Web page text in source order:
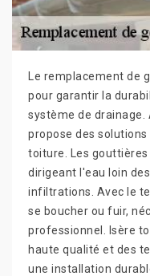
Le remplacement de
pour garantir la
système de drainage.
propose des
toiture. Les
dirigeant l'eau loin
infiltrations. Avec le
se boucher ou fuir,
professionnel. Isère
haute qualité et des
une installation